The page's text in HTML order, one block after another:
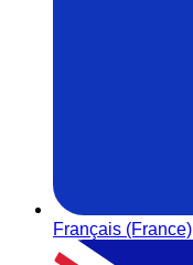
Français (France)